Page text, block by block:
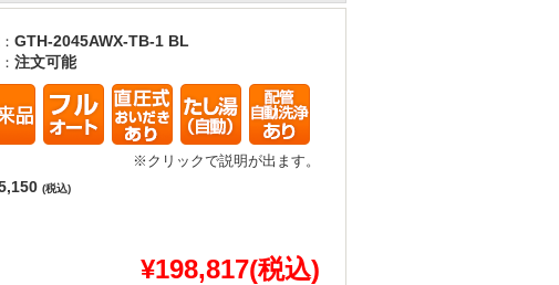
GTH-2045AWX-TB-1 BL
注文可能
※クリックで説明が出ます。
(税込)
¥198,817(税込)